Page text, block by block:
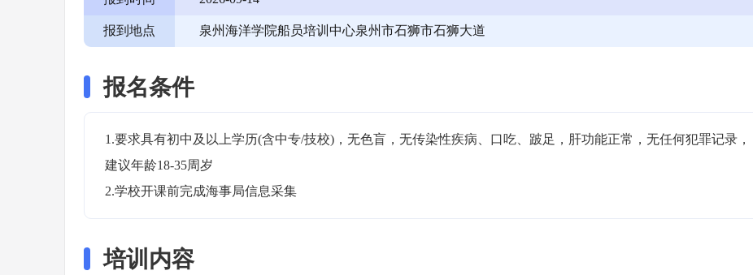
报到地点 泉州海洋学院船员培训中心泉州市石狮市石狮大道
报名条件
1.要求具有初中及以上学历(含中专/技校)，无色盲，无传染性疾病、口吃、跛足，肝功能正常，无任何犯罪记录，
建议年龄18-35周岁
2.学校开课前完成海事局信息采集
培训内容